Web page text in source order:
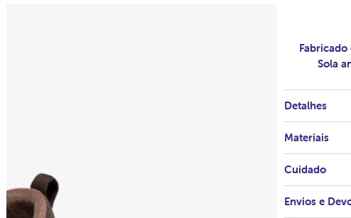
Sola
Detalhes
Materiais
Cuidado
Envios e